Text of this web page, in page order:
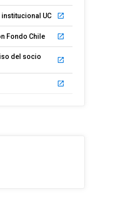
UC launch
Fondo Chile launch
del socio
launch
launch